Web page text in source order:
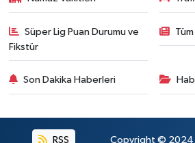
Süper Lig Puan Durumu ve
Fikstür
Son Dakika Haberleri
RSS Copyright © 2024.